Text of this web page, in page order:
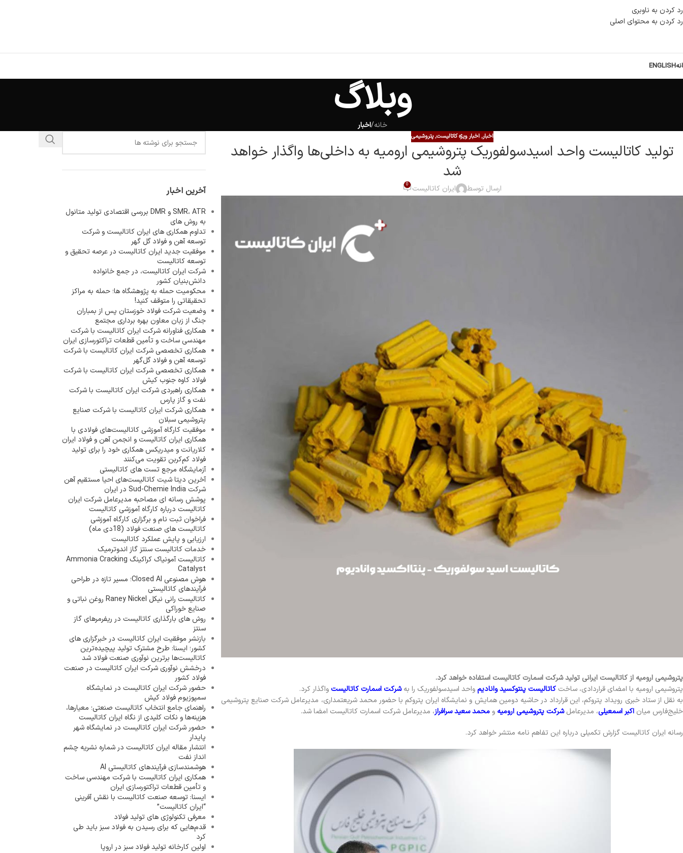
رد کردن به ناوبری
رد کردن به محتوای اصلی
ENGLISH
وبلاگ
خانه/اخبار
اخبار,اخبار ویژه کاتالیست,پتروشیمی
تولید کاتالیست واحد اسیدسولفوریک پتروشیمی ارومیه به داخلی‌ها واگذار خواهد
شد
ارسال توسط ایران کاتالیست 0
پتروشیمی ارومیه از کاتالیست ایرانی تولید شرکت اسمارت کاتالیست استفاده خواهد کرد.
پتروشیمی ارومیه با امضای قراردادی، ساخت کاتالیست پنتوکسید وانادیمواحد اسیدسولفوریک را بهشرکت اسمارت کاتالیست واگذار کرد.
به نقل از ستاد خبری رویداد پتروکم، این قرارداد در حاشیه دومین همایش و نمایشگاه ایران پتروکم با حضور محمد شریعتمداری، مدیرعامل شرکت صنایع پتروشیمی
خلیج‌فارس میان اکبر اسمعیلی، مدیرعاملشرکت پتروشیمی ارومیه و محمد سعید سرافراز، مدیرعامل شرکت اسمارت کاتالیست امضا شد.
رسانه ایران کاتالیست گزارش تکمیلی درباره این تفاهم نامه منتشر خواهد کرد.
آخرین اخبار
SMR، ATR و DMR بررسی اقتصادی تولید متانول
به روش های
تداوم همکاری های ایران کاتالیست و شرکت
توسعه آهن و فولاد گل گهر
موفقیت جدید ایران کاتالیست در عرصه تحقیق و
توسعه کاتالیست
شرکت ایران کاتالیست، در جمع خانواده
دانش‌بنیان کشور
محکومیت حمله به پژوهشگاه ها؛ حمله به مراکز
تحقیقاتی را متوقف کنید!
وضعیت شرکت فولاد خوزستان پس از بمباران
جنگ از زبان معاون بهره برداری مجتمع
همکاری فناورانه شرکت ایران کاتالیست با شرکت
مهندسی ساخت و تأمین قطعات تراکتورسازی ایران
همکاری تخصصی شرکت ایران کاتالیست با شرکت
توسعه آهن و فولاد گل‌گهر
همکاری تخصصی شرکت ایران کاتالیست با شرکت
فولاد کاوه جنوب کیش
همکاری راهبردی شرکت ایران کاتالیست با شرکت
نفت و گاز پارس
همکاری شرکت ایران کاتالیست با شرکت صنایع
پتروشیمی سبلان
موفقیت کارگاه آموزشی کاتالیست‌های فولادی با
همکاری ایران کاتالیست و انجمن آهن و فولاد ایران
کلاریانت و میدریکس همکاری خود را برای تولید
فولاد کم‌کربن تقویت می‌کنند
آزمایشگاه مرجع تست های کاتالیستی
آخرین دیتا شیت کاتالیست‌های احیا مستقیم آهن
شرکت Sud-Chemie India در ایران
پوشش رسانه ای مصاحبه مدیرعامل شرکت ایران
کاتالیست درباره کارگاه آموزشی کاتالیست
فراخوان ثبت نام و برگزاری کارگاه آموزشی
کاتالیست های صنعت فولاد (18دی ماه)
ارزیابی و پایش عملکرد کاتالیست
خدمات کاتالیست سنتز گاز اندوترمیک
کاتالیست آمونیاک کراکینگ Ammonia Cracking
Catalyst
هوش مصنوعی Closed AI؛ مسیر تازه در طراحی
فرآیندهای کاتالیستی
کاتالیست رانی نیکل Raney Nickel روغن نباتی و
صنایع خوراکی
روش های بارگذاری کاتالیست در ریفرمرهای گاز
سنتز
بازنشر موفقیت ایران کاتالیست در خبرگزاری های
کشور؛ ایسنا: طرح مشترک تولید پیچیده‌ترین
کاتالیست‌ها برترین نوآوری صنعت فولاد شد
درخشش نوآوری شرکت ایران کاتالیست در صنعت
فولاد کشور
حضور شرکت ایران کاتالیست در نمایشگاه
سمپوزیوم فولاد کیش
راهنمای جامع انتخاب کاتالیست صنعتی؛ معیارها،
هزینه‌ها و نکات کلیدی از نگاه ایران کاتالیست
حضور شرکت ایران کاتالیست در نمایشگاه شهر
پایدار
انتشار مقاله ایران کاتالیست در شماره نشریه چشم
انداز نفت
هوشمندسازی فرآیندهای کاتالیستی AI
همکاری ایران کاتالیست با شرکت مهندسی ساخت
و تأمین قطعات تراکتورسازی ایران
ایسنا: توسعه صنعت کاتالیست با نقش آفرینی
“ایران کاتالیست”
معرفی تکنولوژی های تولید فولاد
قدم‌هایی که برای رسیدن به فولاد سبز باید طی
کرد
اولین کارخانه تولید فولاد سبز در اروپا